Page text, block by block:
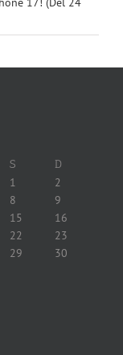
S D
1
2
8
9
15
16
22
23
29
30